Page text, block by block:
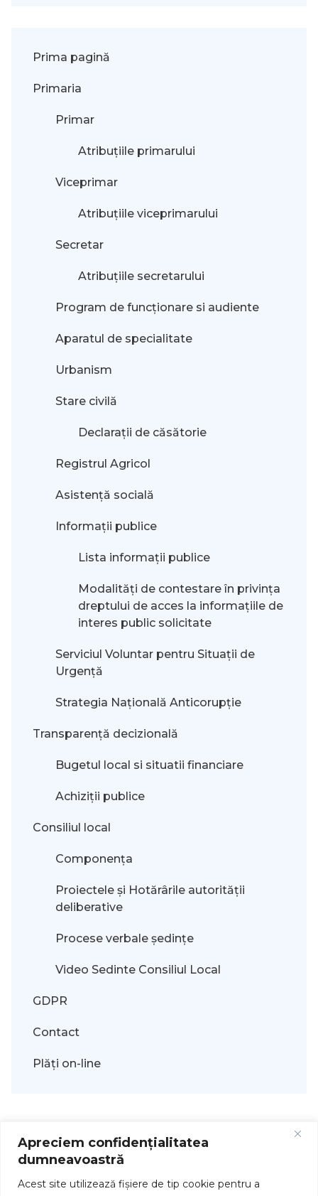
Apreciem confidențialitatea
dumneavoastră
Acest site utilizează fişiere de tip cookie pentru a
Prima pagină
Primaria
Primar
Atribuțiile primarului
Viceprimar
Atribuțiile viceprimarului
Secretar
Atribuțiile secretarului
Program de funcționare si audiente
Aparatul de specialitate
Urbanism
Stare civilă
Declarații de căsătorie
Registrul Agricol
Asistență socială
Informații publice
Lista informații publice
Modalităţi de contestare în privinţa
dreptului de acces la informaţiile de
interes public solicitate
Serviciul Voluntar pentru Situații de
Urgență
Strategia Națională Anticorupție
Transparență decizională
Bugetul local si situatii financiare
Achiziții publice
Consiliul local
Componența
Proiectele și Hotărârile autorității
deliberative
Procese verbale ședințe
Video Sedinte Consiliul Local
GDPR
Contact
Plăți on-line